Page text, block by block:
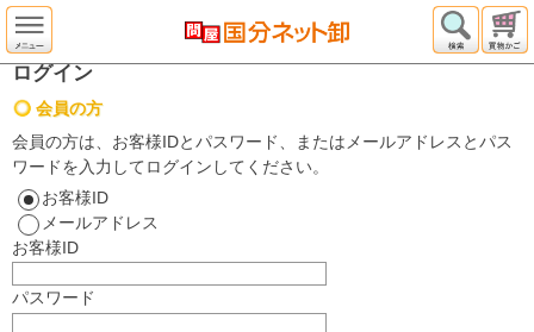
ログイン
会員の方
会員の方は、お客様IDとパスワード、またはメールアドレスとパス
ワードを入力してログインしてください。
お客様ID
メールアドレス
お客様ID
パスワード